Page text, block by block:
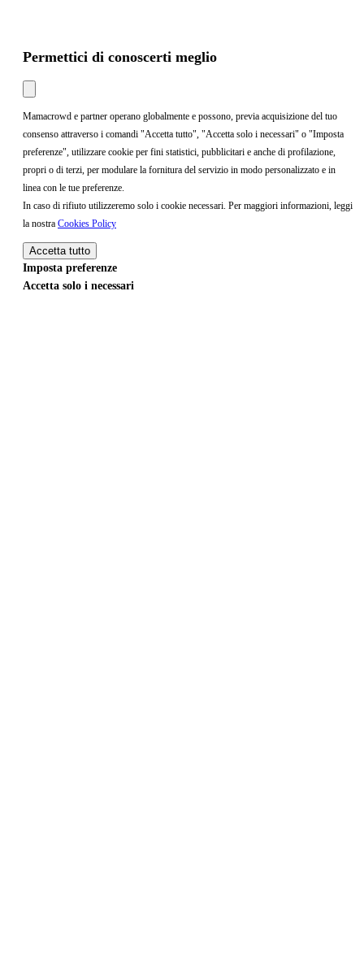
Permettici di conoscerti meglio
Mamacrowd e partner operano globalmente e possono, previa acquisizione del tuo
consenso attraverso i comandi "Accetta tutto", "Accetta solo i necessari" o "Imposta
preferenze", utilizzare cookie per fini statistici, pubblicitari e anche di profilazione,
propri o di terzi, per modulare la fornitura del servizio in modo personalizzato e in
linea con le tue preferenze.
In caso di rifiuto utilizzeremo solo i cookie necessari. Per maggiori informazioni, leggi
la nostra Cookies Policy
Accetta tutto
Imposta preferenze
Accetta solo i necessari